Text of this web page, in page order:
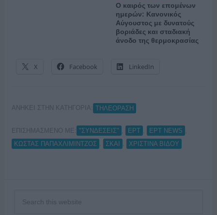
Ο καιρός των επομένων
ημερών: Κανονικός
Αύγουστος με δυνατούς
βοριάδες και σταδιακή
άνοδο της θερμοκρασίας
X Facebook LinkedIn
ΑΝΗΚΕΙ ΣΤΗΝ ΚΑΤΗΓΟΡΙΑ: ΤΗΛΕΟΡΑΣΗ
ΕΠΙΣΗΜΑΣΜΕΝΟ ΜΕ: "ΣΥΝΔΕΣΕΙΣ" ΕΡΤ ΕΡΤ NEWS
ΚΩΣΤΑΣ ΠΑΠΑΧΛΙΜΙΝΤΖΟΣ
ΣΚΑΙ ΧΡΙΣΤΙΝΑ ΒΙΔΟΥ